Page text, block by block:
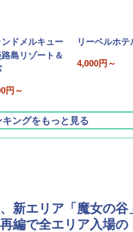
ンドメルキュー
路島リゾート＆
円～
リーベルホテ
4,000円～
キングをもっと見る
新エリア「魔女の
編で全エリア入場の